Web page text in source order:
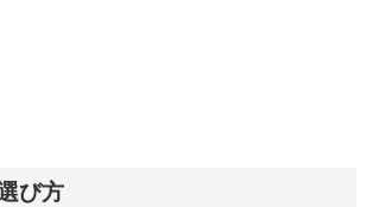
び方